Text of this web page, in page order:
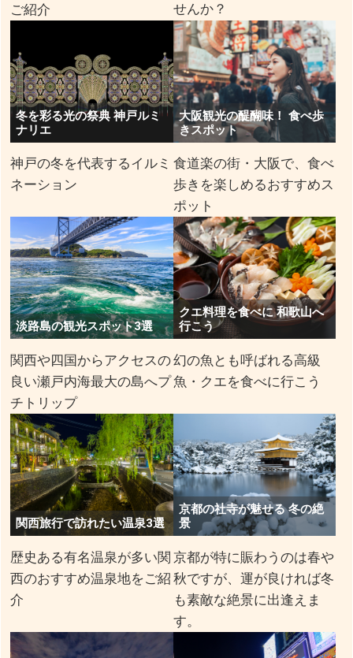
ご紹介
せんか？
冬を彩る光の祭典 神戸ルミ
ナリエ
神戸の冬を代表するイルミ
ネーション
大阪観光の醍醐味！ 食べ歩
きスポット
食道楽の街・大阪で、食べ
歩きを楽しめるおすすめス
ポット
淡路島の観光スポット3選
関西や四国からアクセスの
良い瀬戸内海最大の島へプ
チトリップ
クエ料理を食べに 和歌山へ
行こう
幻の魚とも呼ばれる高級
魚・クエを食べに行こう
関西旅行で訪れたい温泉3選
歴史ある有名温泉が多い関
西のおすすめ温泉地をご紹
介
京都の社寺が魅せる 冬の絶
景
京都が特に賑わうのは春や
秋ですが、運が良ければ冬
も素敵な絶景に出逢えま
す。